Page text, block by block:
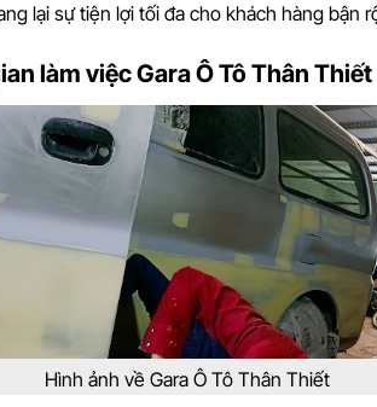
lại sự tiện lợi tối đa cho khách hàng bận
làm việc Gara Ô Tô Thân Thiết
Hình ảnh về Gara Ô Tô Thân Thiết